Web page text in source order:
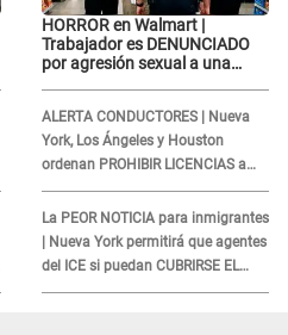
HORROR en Walmart |
Trabajador es DENUNCIADO
por agresión sexual a una
ALERTA CONDUCTORES | Nueva
York, Los Ángeles y Houston
ordenan PROHIBIR LICENCIAS a
quienes no presenten ESTE
DOCUMENTO
La PEOR NOTICIA para inmigrantes
| Nueva York permitirá que agentes
del ICE si puedan CUBRIRSE EL
ROSTRO